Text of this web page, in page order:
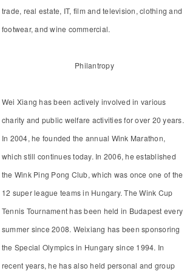
trade, real estate, IT, film and television, clothing and
footwear, and wine commercial.
Philantropy
Wei Xiang has been actively involved in various
charity and public welfare activities for over 20 years.
In 2004, he founded the annual Wink Marathon,
which still continues today. In 2006, he established
the Wink Ping Pong Club, which was once one of the
12 super league teams in Hungary. The Wink Cup
Tennis Tournament has been held in Budapest every
summer since 2008. Weixiang has been sponsoring
the Special Olympics in Hungary since 1994. In
recent years, he has also held personal and group